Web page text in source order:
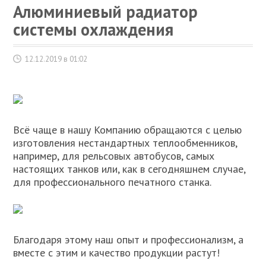
Алюминиевый радиатор
системы охлаждения
12.12.2019 в 01:02
Всё чаще в нашу Компанию обращаются с целью
изготовления нестандартных теплообменников,
например, для рельсовых автобусов, самых
настоящих танков или, как в сегодняшнем случае,
для профессионального печатного станка.
Благодаря этому наш опыт и профессионализм, а
вместе с этим и качество продукции растут!